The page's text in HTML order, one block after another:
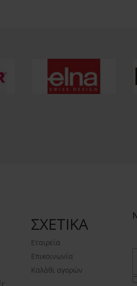
ΣΧΕΤΙΚΑ
Εταιρεία
Επικοινωνία
Καλάθι αγορών